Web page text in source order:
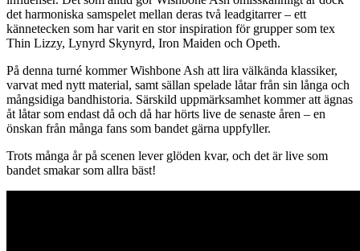
det harmoniska samspelet mellan deras två leadgitarrer – ett
kännetecken som har varit en stor inspiration för grupper som tex
Thin Lizzy, Lynyrd Skynyrd, Iron Maiden och Opeth.
På denna turné kommer Wishbone Ash att lira välkända klassiker,
varvat med nytt material, samt sällan spelade låtar från sin långa och
mångsidiga bandhistoria. Särskild uppmärksamhet kommer att ägnas
åt låtar som endast då och då har hörts live de senaste åren – en
önskan från många fans som bandet gärna uppfyller.
Trots många år på scenen lever glöden kvar, och det är live som
bandet smakar som allra bäst!